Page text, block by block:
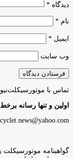
دیدگاه *
نام *
ایمیل *
وب‌ سایت
تماس با
اولین و تنها رسانه
گواهینامه موتورسیکلت